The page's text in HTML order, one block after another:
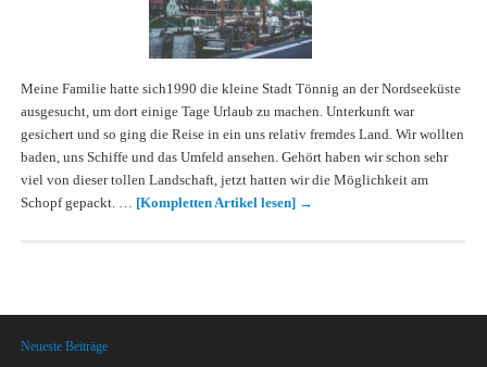
Meine Familie hatte sich1990 die kleine Stadt Tönnig an der Nordseeküste
ausgesucht, um dort einige Tage Urlaub zu machen. Unterkunft war
gesichert und so ging die Reise in ein uns relativ fremdes Land. Wir wollten
baden, uns Schiffe und das Umfeld ansehen. Gehört haben wir schon sehr
viel von dieser tollen Landschaft, jetzt hatten wir die Möglichkeit am
Schopf gepackt. … [Kompletten Artikel lesen] →
Neueste Beiträge